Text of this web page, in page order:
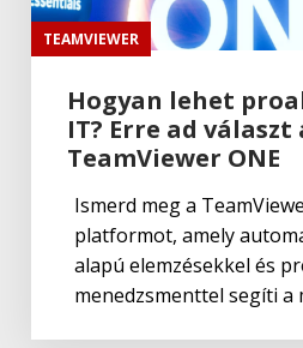
TEAMVIEWER
Hogyan lehet
IT? Erre ad választ
TeamViewer ONE
Ismerd meg a
platformot, amely
alapú elemzésekkel és
menedzsmenttel segíti a